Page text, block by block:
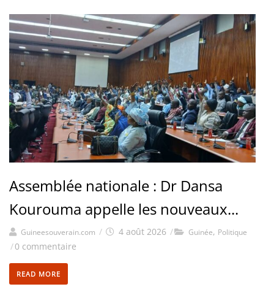
Assemblée nationale : Dr Dansa
Kourouma appelle les nouveaux...
Guineesouverain.com / 4 août 2026 / Guinée, Politique
/0 commentaire
READ MORE